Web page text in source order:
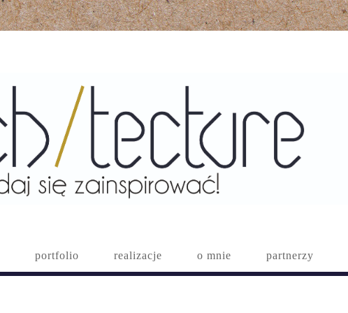
portfolio realizacje o mnie partnerzy